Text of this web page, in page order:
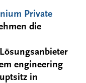
Private
die
engineering
in